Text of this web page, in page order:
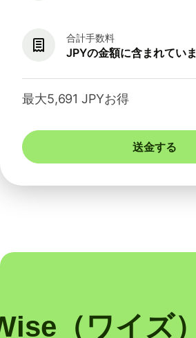
合計手数料
JPYの金額に含まれてい
最大5,691 JPYお得
送金する
（ワイズ